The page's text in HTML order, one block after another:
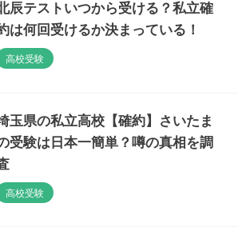
辰テストいつから受ける？私立確
は何回受けるか決まっている！
高校受験
玉県の私立高校【確約】さいたま
受験は日本一簡単？噂の真相を調
高校受験